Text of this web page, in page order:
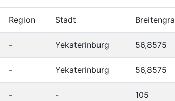
Region Stadt
- Yekaterinburg 56,8575
- Yekaterinburg 56,8575
- - 105